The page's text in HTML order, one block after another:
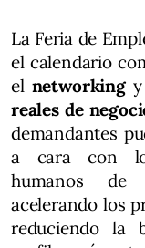
La Feria de
el calendario
el networking
reales de
demandantes
a cara con
humanos de
acelerando los
reduciendo la